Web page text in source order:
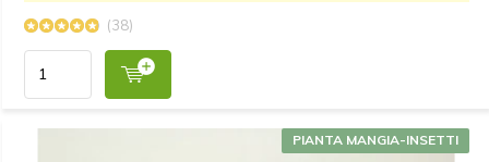
(38)
PIANTA MANGIA-INSETTI